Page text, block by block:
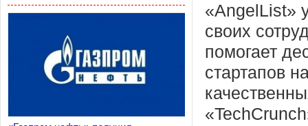
«AngelList»
своих
помогает
стартапов